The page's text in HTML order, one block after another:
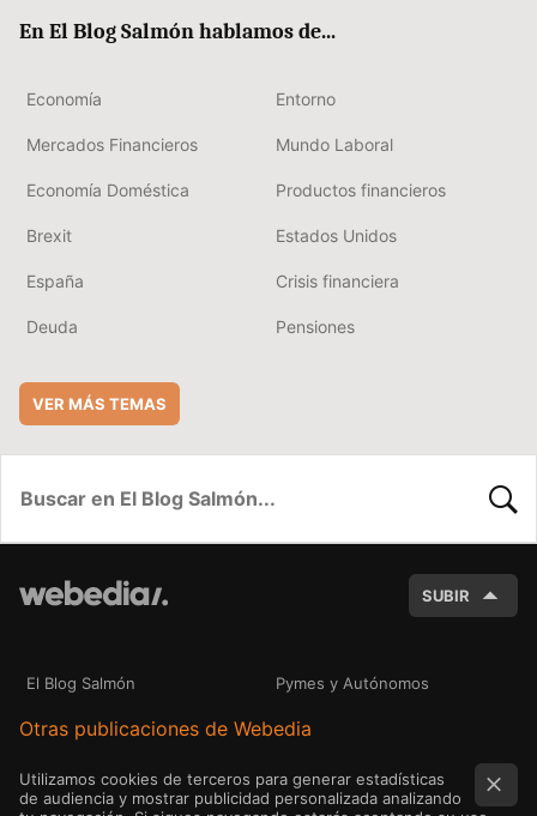
En El Blog Salmón hablamos de...
Economía Entorno
Mercados Financieros Mundo Laboral
Economía Doméstica Productos financieros
Brexit Estados Unidos
España Crisis financiera
Deuda Pensiones
VER MÁS TEMAS
SUBIR
El Blog Salmón Pymes y Autónomos
Otras publicaciones de Webedia
Utilizamos cookies de terceros para generar estadísticas
de audiencia y mostrar publicidad personalizada analizando